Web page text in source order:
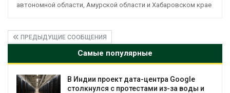
автономной области, Амурской области и Хабаровском крае
ПРЕДЫДУЩИЕ СООБЩЕНИЯ
Самые популярные
Дождевая вода с крыш может помочь
городам переживать жару